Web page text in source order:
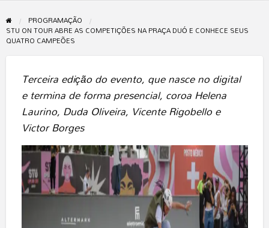
PROGRAMAÇÃO
STU ON TOUR ABRE AS COMPETIÇÕES NA PRAÇA DUÓ E CONHECE SEUS
QUATRO CAMPEÕES
Terceira edição do evento, que nasce no digital
e termina de forma presencial, coroa Helena
Laurino, Duda Oliveira, Vicente Rigobello e
Victor Borges